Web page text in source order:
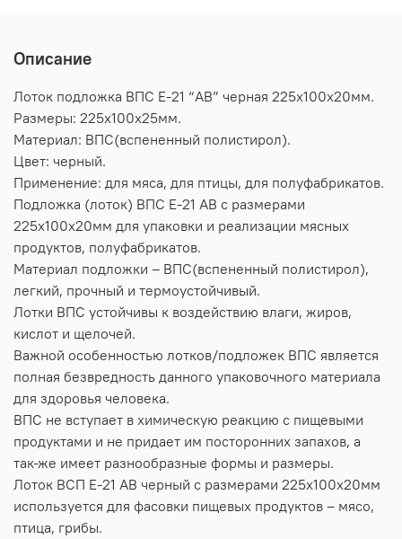
Описание
Лоток подложка ВПС Е-21 “АВ” черная 225х100х20мм.
Размеры: 225х100х25мм.
Материал: ВПС(вспененный полистирол).
Цвет: черный.
Применение: для мяса, для птицы, для полуфабрикатов.
Подложка (лоток) ВПС Е-21 АВ с размерами
225х100х20мм для упаковки и реализации мясных
продуктов, полуфабрикатов.
Материал подложки – ВПС(вспененный полистирол),
легкий, прочный и термоустойчивый.
Лотки ВПС устойчивы к воздействию влаги, жиров,
кислот и щелочей.
Важной особенностью лотков/подложек ВПС является
полная безвредность данного упаковочного материала
для здоровья человека.
ВПС не вступает в химическую реакцию с пищевыми
продуктами и не придает им посторонних запахов, а
так-же имеет разнообразные формы и размеры.
Лоток ВСП Е-21 АВ черный с размерами 225х100х20мм
используется для фасовки пищевых продуктов – мясо,
птица, грибы.